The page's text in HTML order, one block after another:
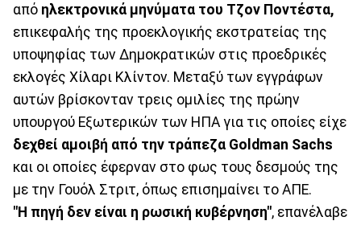
από ηλεκτρονικά μηνύματα του Τζον Ποντέστα,
επικεφαλής της προεκλογικής εκστρατείας της
υποψηφίας των Δημοκρατικών στις προεδρικές
εκλογές Χίλαρι Κλίντον. Μεταξύ των εγγράφων
αυτών βρίσκονταν τρεις ομιλίες της πρώην
υπουργού Εξωτερικών των ΗΠΑ για τις οποίες είχε
δεχθεί αμοιβή από την τράπεζα Goldman Sachs
και οι οποίες έφερναν στο φως τους δεσμούς της
με την Γουόλ Στριτ, όπως επισημαίνει το ΑΠΕ.
"Η πηγή δεν είναι η ρωσική κυβέρνηση", επανέλαβε